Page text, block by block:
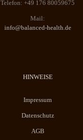
Telefon: +49 176 80059675
Mail:
info@balanced-health.de
HINWEISE
Impressum
Datenschutz
AGB